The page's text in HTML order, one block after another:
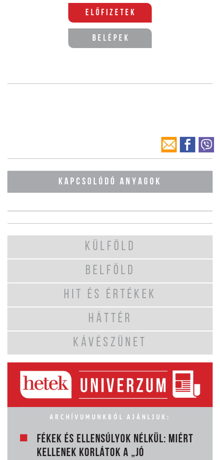
Előfizetek
Belépek
KAPCSOLÓDÓ ANYAGOK
KÜLFÖLD
BELFÖLD
HIT ÉS ÉRTÉKEK
HÁTTÉR
KÁVÉSZÜNET
ARCHÍVUMUNKBÓL AJÁNLJUK:
FÉKEK ÉS ELLENSÚLYOK NÉLKÜL: MIÉRT
KELLENEK KORLÁTOK A „JÓ